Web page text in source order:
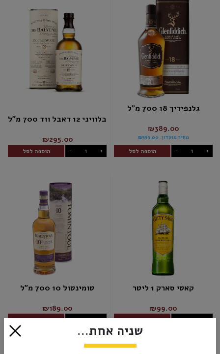
גלנפידיך 18 700 מ"ל
₪389.00
מחיר מועדון: ₪339.00
- + הוספה לסל
בלוויני 12 דאבל ווד 700 מ"ל
₪295.00
- + הוספה לסל
קאטי סארק 1 ליטר
₪99.00
- + הוספה לסל
טומינטול 10 700 מ"ל
₪189.00
- + הוספה לסל
שניה אחת...